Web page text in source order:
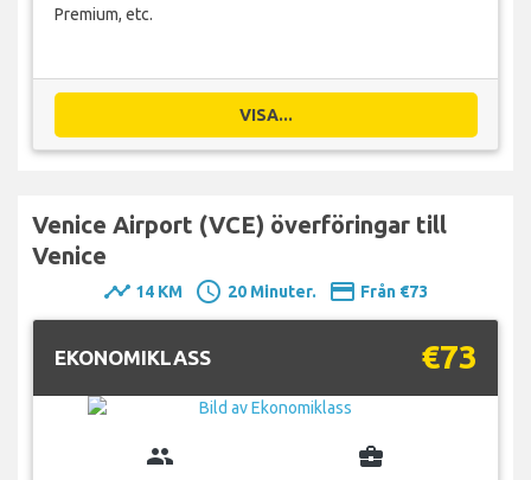
Premium, etc.
VISA...
Venice Airport (VCE) överföringar till
Venice
timeline 14 KM schedule 20 Minuter. payment Från €73
EKONOMIKLASS €73
group business_center